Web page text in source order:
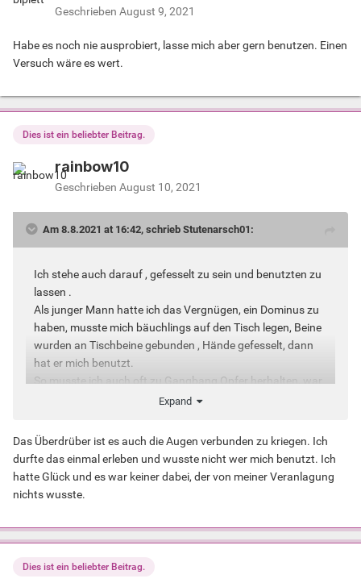
Geschrieben August 9, 2021
Habe es noch nie ausprobiert, lasse mich aber gern benutzen. Einen
Versuch wäre es wert.
Dies ist ein beliebter Beitrag.
rainbow10
Geschrieben August 10, 2021
Am 8.8.2021 at 16:42, schrieb Stutenarsch01:
Ich stehe auch darauf , gefesselt zu sein und benutzten zu
lassen .
Als junger Mann hatte ich das Vergnügen, ein Dominus zu
haben, musste mich bäuchlings auf den Tisch legen, Beine
wurden an Tischbeine gebunden , Hände gefesselt, dann
hat er mich benutzt.
So musste ich auch oft zu Gangbang Opfer herhalten, war
aber super, wenn sich mehere an mir vergangen haben.
Expand
Das Überdrüber ist es auch die Augen verbunden zu kriegen. Ich
durfte das einmal erleben und wusste nicht wer mich benutzt. Ich
hatte Glück und es war keiner dabei, der von meiner Veranlagung
nichts wusste.
Dies ist ein beliebter Beitrag.